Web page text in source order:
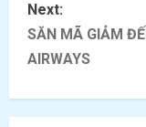
t
n
a
Next:
SĂN MÃ GIẢM
AIRWAYS